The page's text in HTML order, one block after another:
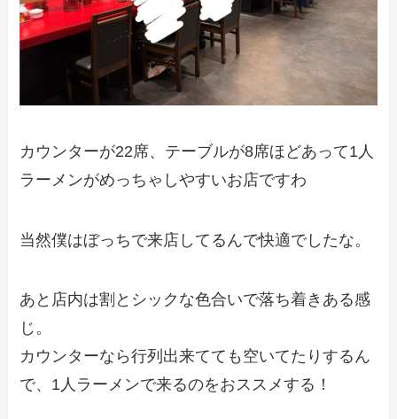
カウンターが22席、テーブルが8席ほどあって1人
ラーメンがめっちゃしやすいお店ですわ
当然僕はぼっちで来店してるんで快適でしたな。
あと店内は割とシックな色合いで落ち着きある感
じ。
カウンターなら行列出来てても空いてたりするん
で、1人ラーメンで来るのをおススメする！